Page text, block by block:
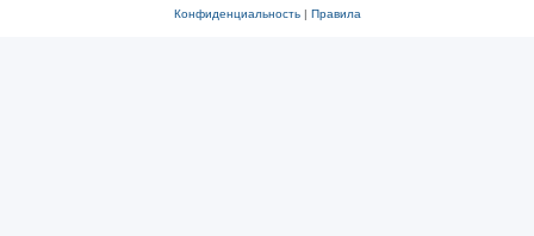
Конфиденциальность| Правила